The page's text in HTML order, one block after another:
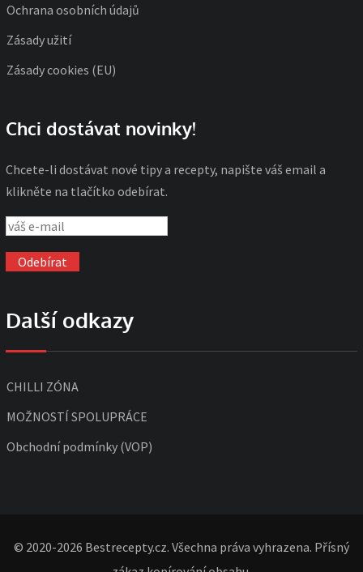
Ochrana osobních údajů
Zásady užití
Zásady cookies (EU)
Chci dostávat novinky!
Chcete-li dostávat nové tipy a recepty, napište váš email a
klikněte na tlačítko odebírat.
Další odkazy
CHILLI ZÓNA
MOŽNOSTÍ SPOLUPRÁCE
Obchodní podmínky (VOP)
© 2020-2026 Bestrecepty.cz. Všechna práva vyhrazena. Přísný